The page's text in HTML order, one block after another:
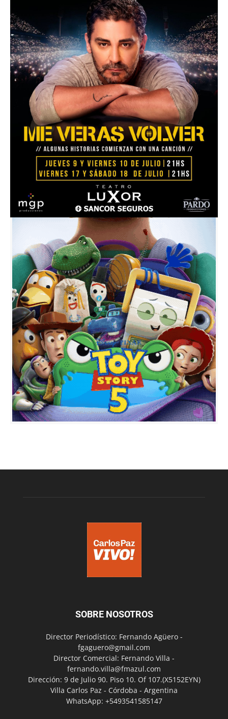
SOBRE NOSOTROS
Director Periodístico: Fernando Agüero -
fgaguero@gmail.com
Director Comercial: Fernando Villa -
fernando.villa@fmazul.com
Dirección: 9 de Julio 90. Piso 10. Of 107.(X5152EYN)
Villa Carlos Paz - Córdoba - Argentina
WhatsApp: +5493541585147